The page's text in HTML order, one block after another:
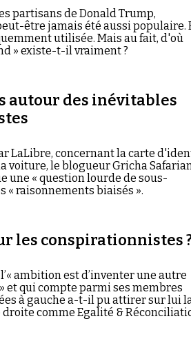
partisans de Donald Trump,
être jamais été aussi populaire.
utilisée. Mais au fait, d'où
» existe-t-il vraiment ?
autour des inévitables
LaLibre, concernant la carte
voiture, le blogueur Gricha
une « question lourde de sous-
« raisonnements biaisés ».
les conspirationnistes
ambition est d’inventer une autre
et qui compte parmi ses membres
à gauche a-t-il pu attirer sur lui
comme Egalité &